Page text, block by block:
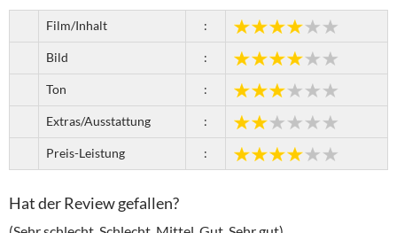
Film/Inhalt :
Bild :
Ton :
Extras/Ausstattung :
Preis-Leistung :
Hat der Review gefallen?